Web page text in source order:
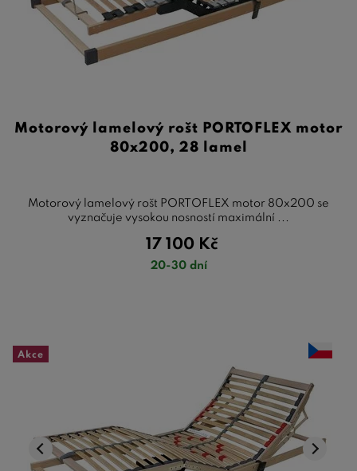
Motorový lamelový rošt PORTOFLEX motor
80x200, 28 lamel
Motorový lamelový rošt PORTOFLEX motor 80x200 se
vyznačuje vysokou nosností maximální ...
17 100 Kč
20-30 dní
Akce